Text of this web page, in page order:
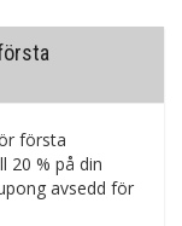
första
20 % på din
avsedd för